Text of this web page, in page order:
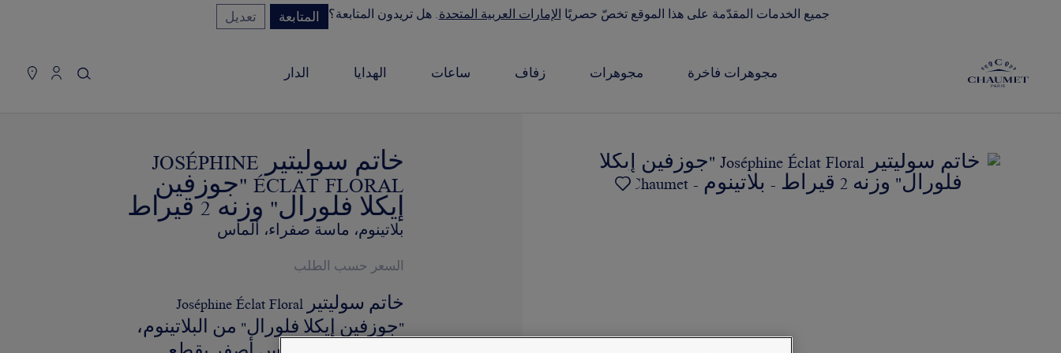
جميع الخدمات المقدّمة على هذا الموقع تخصّ حصريًاالإمارات العربية المتحدة. هل تريدون المتابعة؟ المتابعة تعديل
مجوهرات فاخرة مجوهرات زفاف ساعات الهدايا الدار
خاتم سوليتير JOSÉPHINE
ÉCLAT FLORAL "جوزفين
إيكلا فلورال" وزنه 2 قيراط
بلاتينوم، ماسة صفراء، ألماس
السعر حسب الطلب
خاتم سوليتير Joséphine Éclat Floral
"جوزفين إيكلا فلورال" من البلاتينوم،
FLORAL "جوزفين إيكلا فلورال"
وزنه 2 قيراط
السعر حسب الطلب
سلة التسوق(0)